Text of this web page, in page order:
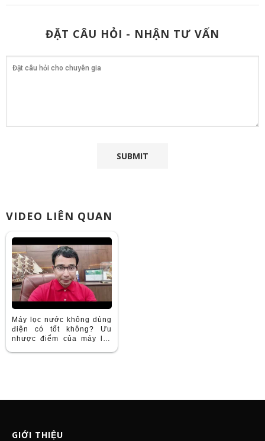
ĐẶT CÂU HỎI - NHẬN TƯ VẤN
VIDEO LIÊN QUAN
Máy lọc nước không dùng
điện có tốt không? Ưu
nhược điểm của máy lọc
GIỚI THIỆU